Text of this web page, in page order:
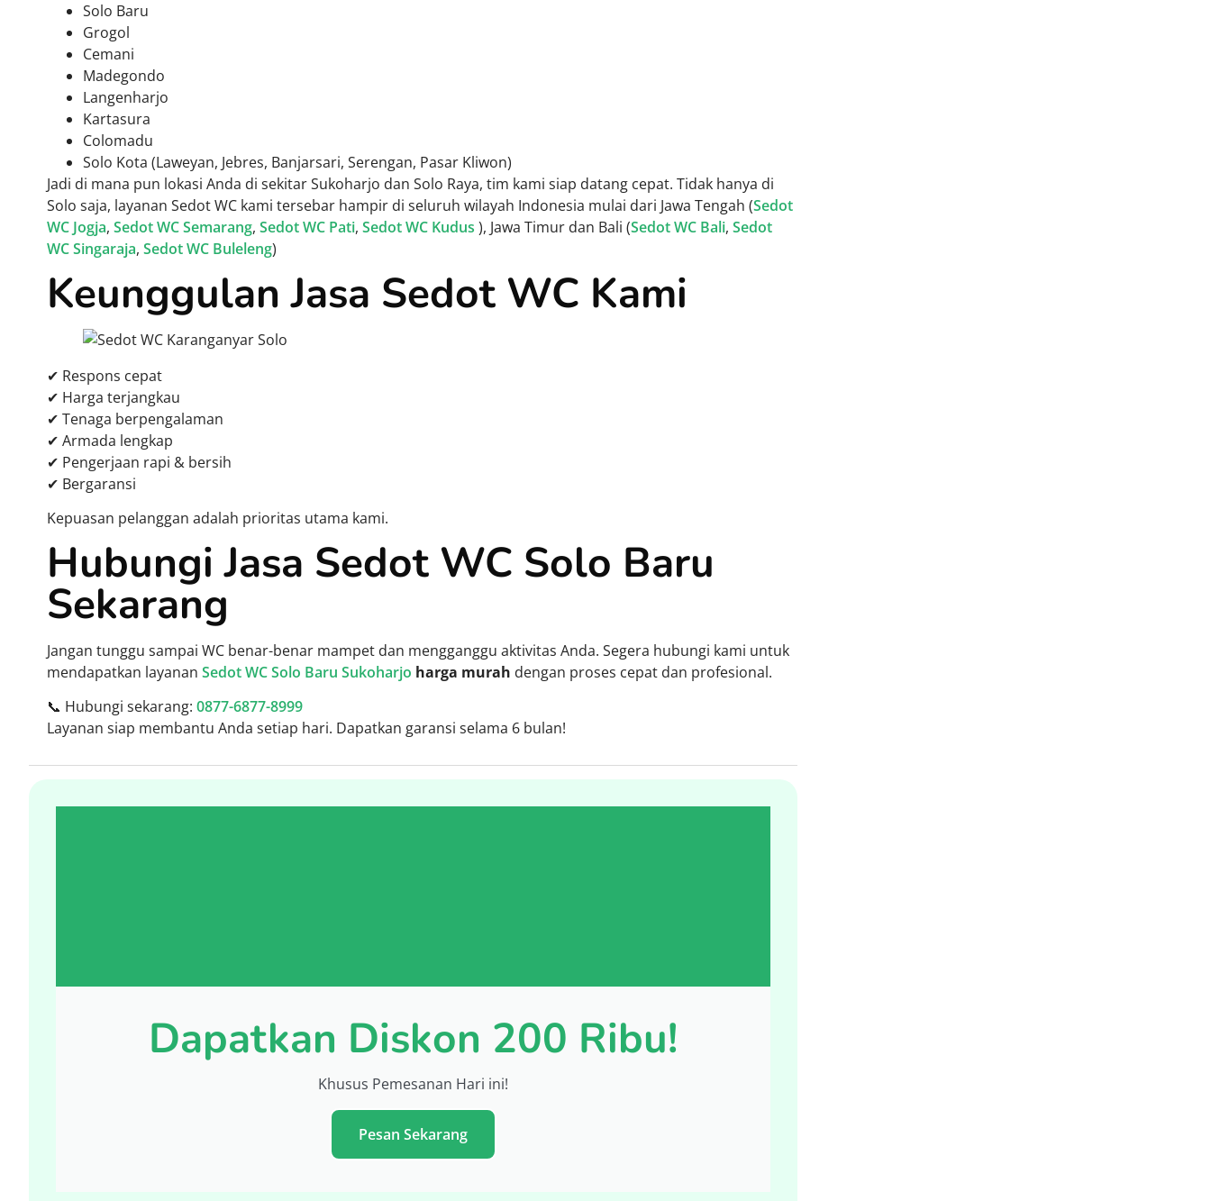
Solo Baru
Grogol
Cemani
Madegondo
Langenharjo
Kartasura
Colomadu
Solo Kota (Laweyan, Jebres, Banjarsari, Serengan, Pasar Kliwon)
Jadi di mana pun lokasi Anda di sekitar Sukoharjo dan Solo Raya, tim kami siap datang cepat. Tidak hanya di
Solo saja, layanan Sedot WC kami tersebar hampir di seluruh wilayah Indonesia mulai dari Jawa Tengah (Sedot
WC Jogja, Sedot WC Semarang, Sedot WC Pati, Sedot WC Kudus ), Jawa Timur dan Bali (Sedot WC Bali, Sedot
WC Singaraja, Sedot WC Buleleng)
Keunggulan Jasa Sedot WC Kami
✔ Respons cepat
✔ Harga terjangkau
✔ Tenaga berpengalaman
✔ Armada lengkap
✔ Pengerjaan rapi & bersih
✔ Bergaransi
Kepuasan pelanggan adalah prioritas utama kami.
Hubungi Jasa Sedot WC Solo Baru
Sekarang
Jangan tunggu sampai WC benar-benar mampet dan mengganggu aktivitas Anda. Segera hubungi kami untuk
mendapatkan layanan Sedot WC Solo Baru Sukoharjo harga murah dengan proses cepat dan profesional.
📞 Hubungi sekarang: 0877-6877-8999
Layanan siap membantu Anda setiap hari. Dapatkan garansi selama 6 bulan!
Dapatkan Diskon 200 Ribu!
Khusus Pemesanan Hari ini!
Pesan Sekarang